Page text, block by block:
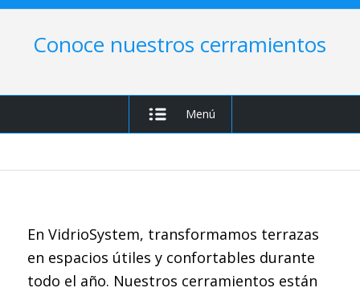
Conoce nuestros cerramientos
Menú
En VidrioSystem, transformamos terrazas
en espacios útiles y confortables durante
todo el año. Nuestros cerramientos están